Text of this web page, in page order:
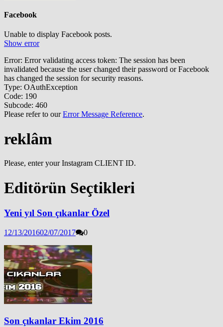
Facebook
Unable to display Facebook posts.
Show error
Error: Error validating access token: The session has been
invalidated because the user changed their password or Facebook
has changed the session for security reasons.
Type: OAuthException
Code: 190
Subcode: 460
Please refer to ourError Message Reference.
reklâm
Please, enter your Instagram CLIENT ID.
Editörün Seçtikleri
Yeni yıl Son çıkanlar Özel
12/13/201602/07/2017 0
Son çıkanlar Ekim 2016